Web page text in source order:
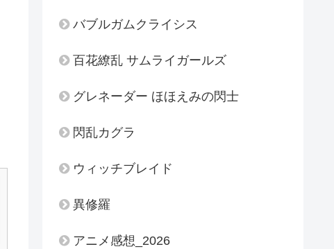
バブルガムクライシス
百花繚乱 サムライガールズ
グレネーダー ほほえみの閃士
閃乱カグラ
ウィッチブレイド
異修羅
アニメ感想_2026